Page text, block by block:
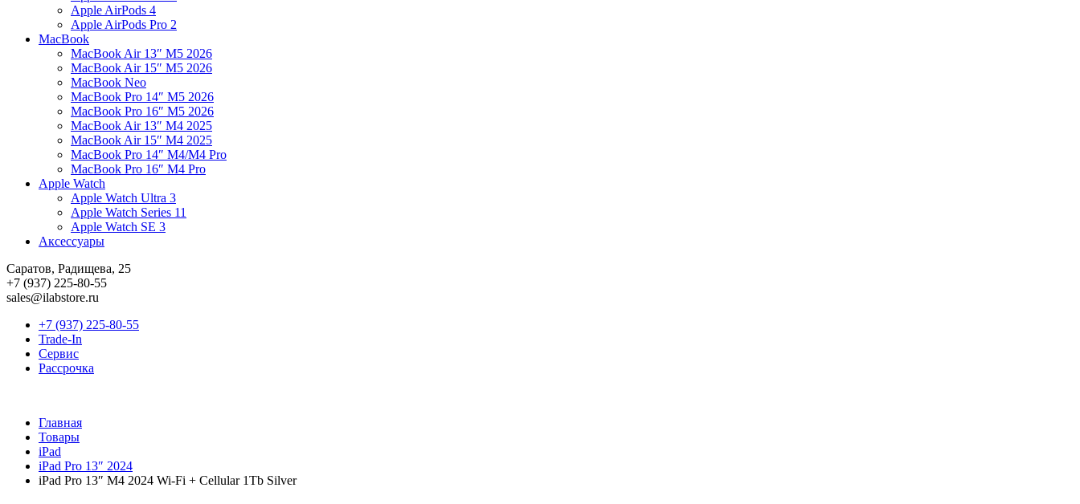
Apple AirPods 4
Apple AirPods Pro 2
MacBook
MacBook Air 13″ M5 2026
MacBook Air 15″ M5 2026
MacBook Neo
MacBook Pro 14″ M5 2026
MacBook Pro 16″ M5 2026
MacBook Air 13″ M4 2025
MacBook Air 15″ M4 2025
MacBook Pro 14″ M4/M4 Pro
MacBook Pro 16″ M4 Pro
Apple Watch
Apple Watch Ultra 3
Apple Watch Series 11
Apple Watch SE 3
Аксессуары
Саратов, Радищева, 25
+7 (937) 225-80-55
sales@ilabstore.ru
+7 (937) 225-80-55
Trade-In
Сервис
Рассрочка
Главная
Товары
iPad
iPad Pro 13″ 2024
iPad Pro 13″ M4 2024 Wi-Fi + Cellular 1Tb Silver